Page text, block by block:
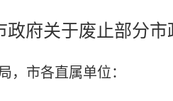
政府关于废止部分
，市各直属单位：